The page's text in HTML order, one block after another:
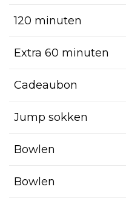
120 minuten
Extra 60 minuten
Cadeaubon
Jump sokken
Bowlen
Bowlen